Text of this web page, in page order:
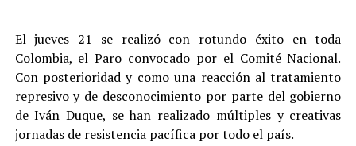
El jueves 21 se realizó con rotundo éxito en toda
Colombia, el Paro convocado por el Comité Nacional.
Con posterioridad y como una reacción al tratamiento
represivo y de desconocimiento por parte del gobierno
de Iván Duque, se han realizado múltiples y creativas
jornadas de resistencia pacífica por todo el país.